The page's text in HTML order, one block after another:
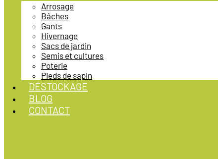
Arrosage
Bâches
Gants
Hivernage
Sacs de jardin
Semis et cultures
Poterie
Pieds de sapin
DÉSTOCKAGE
BLOG
CONTACT